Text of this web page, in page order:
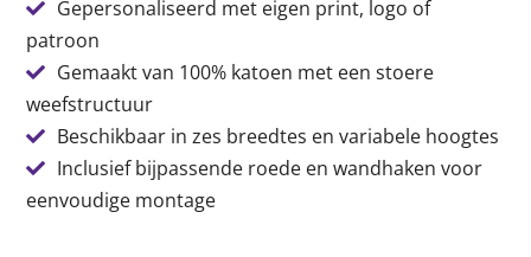
Gepersonaliseerd met eigen print, logo of
patroon
Gemaakt van 100% katoen met een stoere
weefstructuur
Beschikbaar in zes breedtes en variabele hoogtes
Inclusief bijpassende roede en wandhaken voor
eenvoudige montage